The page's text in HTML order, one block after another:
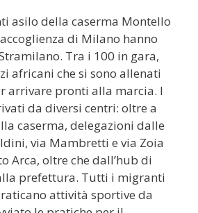
asilo della caserma Montello
di Milano hanno
Tra i 100 in gara,
africani che si sono allenati
arrivare pronti alla marcia. I
da diversi centri: oltre a
caserma, delegazioni dalle
via Mambretti e via Zoia
Arca, oltre che dall’hub di
prefettura. Tutti i migranti
attività sportive da